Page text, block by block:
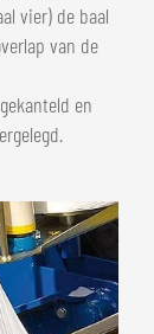
vier) de baal
van de
en